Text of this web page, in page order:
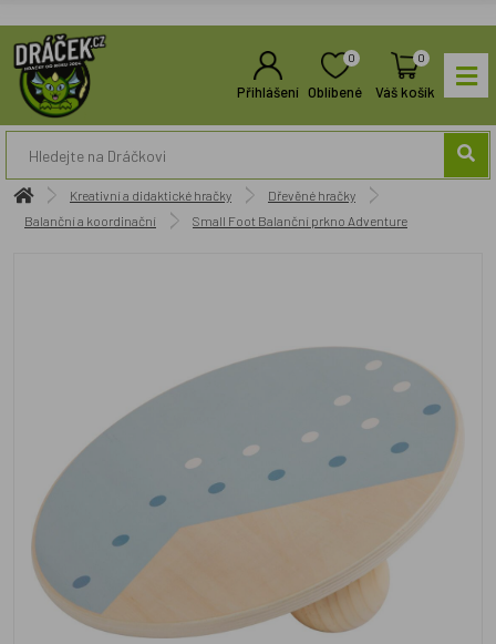
Přihlášení
0
Oblíbené
0
Váš košík
Kreativní a didaktické hračky
Dřevěné hračky
Balanční a koordinační
Small Foot Balanční prkno Adventure